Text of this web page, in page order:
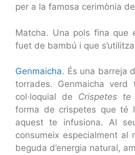
per a la famosa cerimònia
Matcha. Una pols fina que
fuet de bambú i que
Genmaicha. És una barreja
torrades. Genmaicha
col·loquial de Crispetes te
forma de crispetes que té
aquest te infusiona. Al
consumeix especialment al
beguda d’energia natural,